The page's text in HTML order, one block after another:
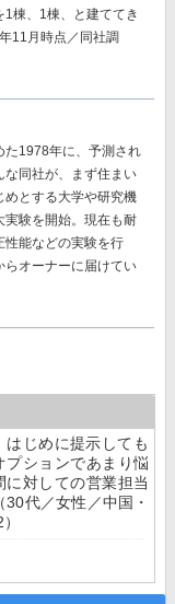
棟、1棟、と建ててき
11月時点／同社調
1978年に、予測され
な同社が、まず住まい
めとする大学や研究機
実験を開始。現在も耐
性能などの実験を行
らオーナーに届けてい
じめに提示しても
プションであまり悩
対しての営業担当
代／女性／中国・